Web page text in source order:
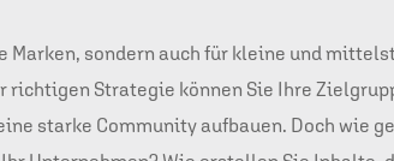
Marken, sondern auch für kleine und
richtigen Strategie können Sie Ihre
starke Community aufbauen. Doch wie